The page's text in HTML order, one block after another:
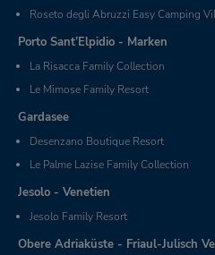
Roseto degli Abruzzi Easy Camping
Porto Sant’Elpidio - Marken
La Risacca Family Collection
Le Mimose Family Resort
Gardasee
Desenzano Boutique Resort
Le Palme Lazise Family Collection
Jesolo - Venetien
Jesolo Family Resort
Obere Adriaküste - Friaul-Julisch